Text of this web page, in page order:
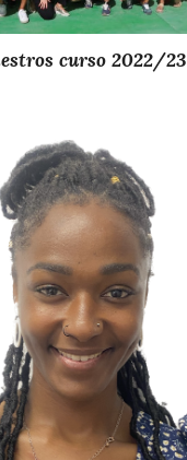
curso 2022/23